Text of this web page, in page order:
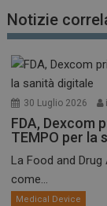
Notizie
30 Luglio 2026
FDA, Dexcom
TEMPO per la
La Food and
come...
Medical Device